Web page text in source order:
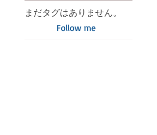
まだタグはありません。
Follow me